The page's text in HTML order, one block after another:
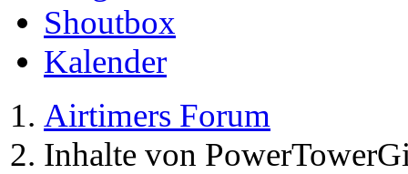
Shoutbox
Kalender
Airtimers Forum
Inhalte von